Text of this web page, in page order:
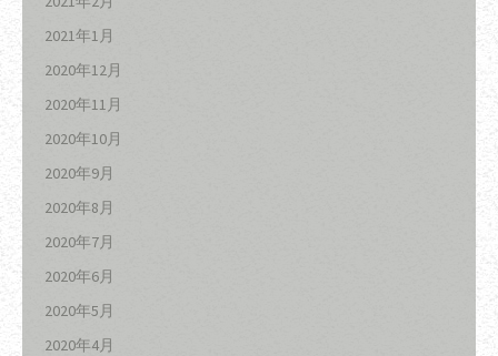
2021年1月
2020年12月
2020年11月
2020年10月
2020年9月
2020年8月
2020年7月
2020年6月
2020年5月
2020年4月